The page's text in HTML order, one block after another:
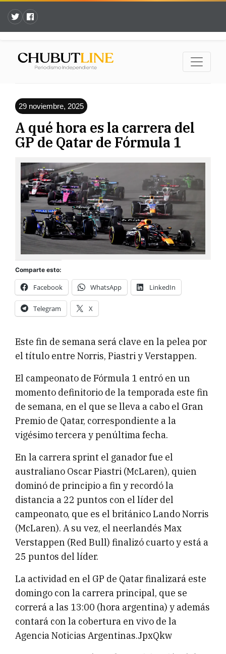
29 noviembre, 2025
A qué hora es la carrera del
GP de Qatar de Fórmula 1
Comparte esto:
Facebook WhatsApp LinkedIn
Telegram X
Este fin de semana será clave en la pelea por
el título entre Norris, Piastri y Verstappen.
El campeonato de Fórmula 1 entró en un
momento definitorio de la temporada este fin
de semana, en el que se lleva a cabo el Gran
Premio de Qatar, correspondiente a la
vigésimo tercera y penúltima fecha.
En la carrera sprint el ganador fue el
australiano Oscar Piastri (McLaren), quien
dominó de principio a fin y recordó la
distancia a 22 puntos con el líder del
campeonato, que es el británico Lando Norris
(McLaren). A su vez, el neerlandés Max
Verstappen (Red Bull) finalizó cuarto y está a
25 puntos del líder.
La actividad en el GP de Qatar finalizará este
domingo con la carrera principal, que se
correrá a las 13:00 (hora argentina) y además
contará con la cobertura en vivo de la
Agencia Noticias Argentinas.JpxQkw